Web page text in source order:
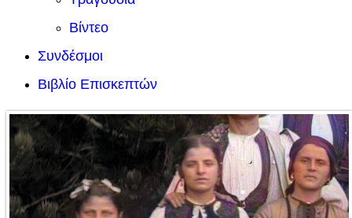
Βίντεο
Συνδέσμοι
Βιβλίο Επισκεπτών